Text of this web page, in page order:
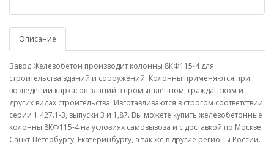
Описание
Завод Железобетон производит колонны 8КФ115-4 для
строительства зданий и сооружений. Колонны применяются при
возведении каркасов зданий в промышленном, гражданском и
других видах строительства. Изготавливаются в строгом соответствии
серии 1.427.1-3, выпуски 3 и 1,87. Вы можете купить железобетонные
колонны 8КФ115-4 на условиях самовывоза и с доставкой по Москве,
Санкт-Петербургу, Екатеринбургу, а так же в другие регионы России.